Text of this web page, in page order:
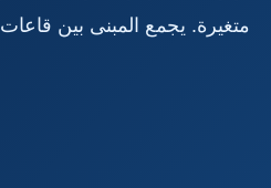
متغيرة. يجمع المبنى بين